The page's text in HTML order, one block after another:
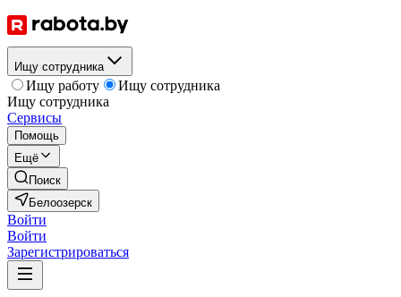
Ищу сотрудника
Ищу работу
Ищу сотрудника
Ищу сотрудника
Сервисы
Помощь
Ещё
Поиск
Белоозерск
Войти
Войти
Зарегистрироваться